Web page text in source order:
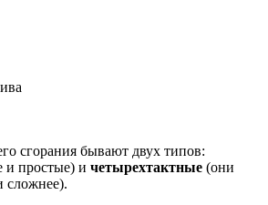
сгорания бывают двух типов:
и простые) и четырехтактные (они
сложнее).